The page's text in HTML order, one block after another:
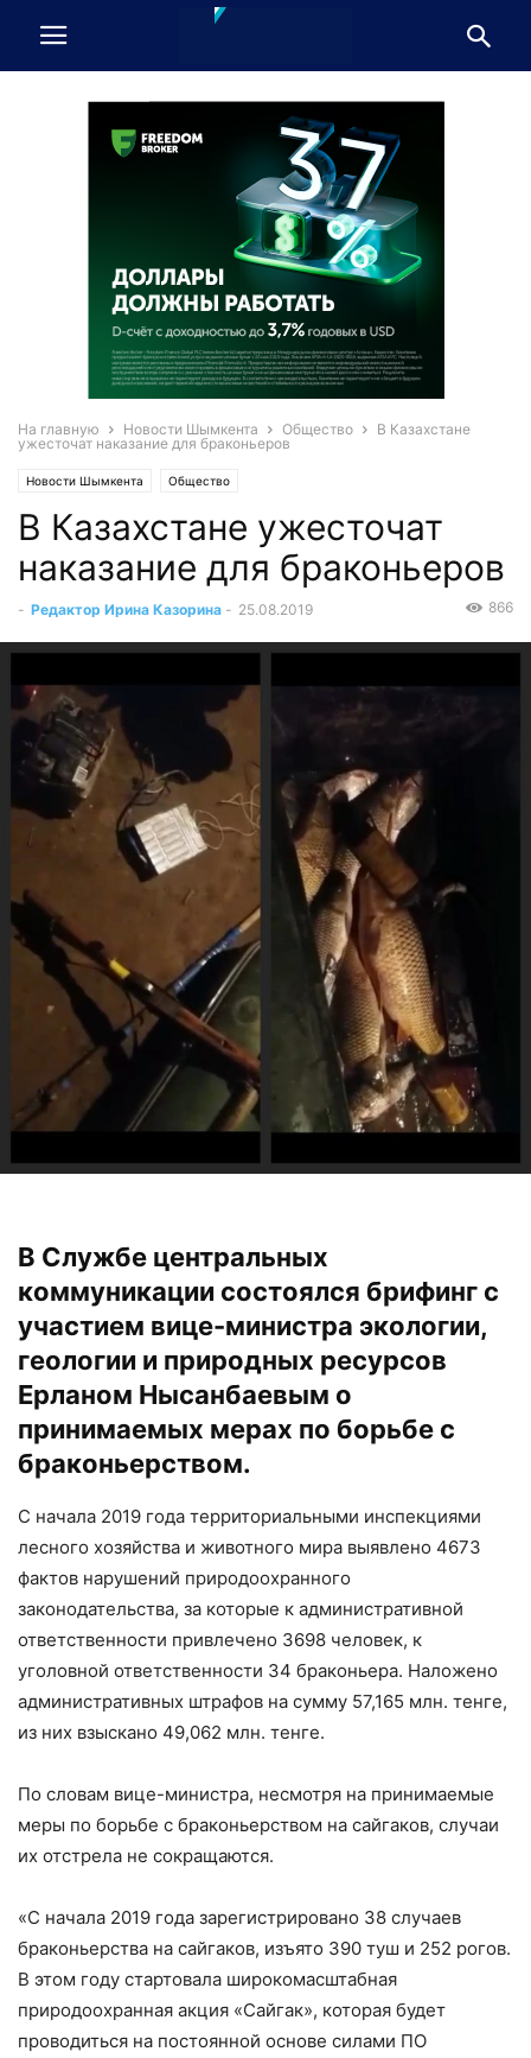
На главную Новости Шымкента Общество
В Казахстане
ужесточат наказание для браконьеров
Новости Шымкента Общество
В Казахстане ужесточат
наказание для браконьеров
- Редактор Ирина Казорина - 25.08.2019 866
В Службе центральных
коммуникации состоялся брифинг с
участием вице-министра экологии,
геологии и природных ресурсов
Ерланом Нысанбаевым о
принимаемых мерах по борьбе с
браконьерством.
С начала 2019 года территориальными инспекциями
лесного хозяйства и животного мира выявлено 4673
фактов нарушений природоохранного
законодательства, за которые к административной
ответственности привлечено 3698 человек, к
уголовной ответственности 34 браконьера. Наложено
административных штрафов на сумму 57,165 млн. тенге,
из них взыскано 49,062 млн. тенге.
По словам вице-министра, несмотря на принимаемые
меры по борьбе с браконьерством на сайгаков, случаи
их отстрела не сокращаются.
«С начала 2019 года зарегистрировано 38 случаев
браконьерства на сайгаков, изъято 390 туш и 252 рогов.
В этом году стартовала широкомасштабная
природоохранная акция «Сайгак», которая будет
проводиться на постоянной основе силами ПО